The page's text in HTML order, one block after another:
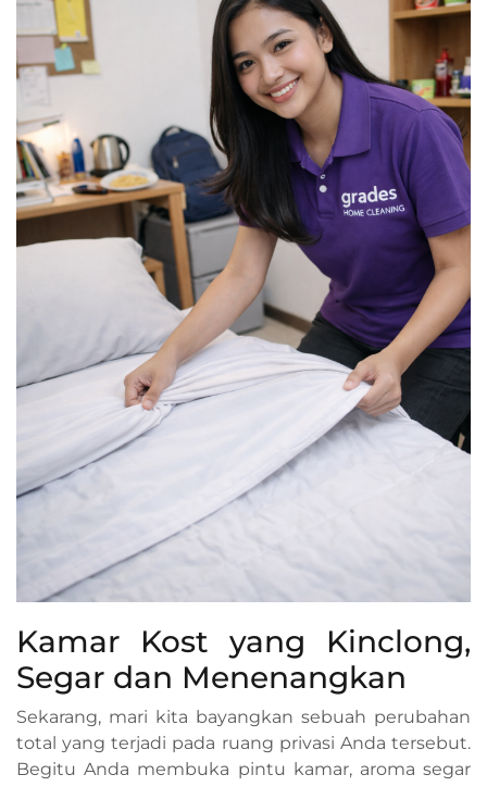
Kamar Kost yang Kinclong,
Segar dan Menenangkan
Sekarang, mari kita bayangkan sebuah perubahan
total yang terjadi pada ruang privasi Anda tersebut.
Begitu Anda membuka pintu kamar, aroma segar